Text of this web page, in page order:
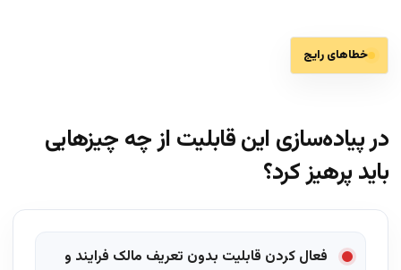
خطاهای رایج
در پیاده‌سازی این قابلیت از چه چیزهایی
باید پرهیز کرد؟
فعال کردن قابلیت بدون تعریف مالک فرایند و